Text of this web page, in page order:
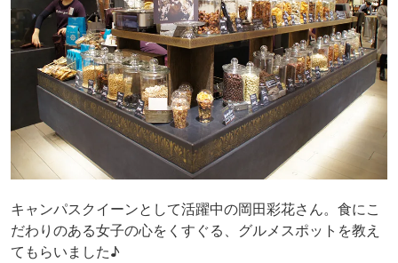
キャンパスクイーンとして活躍中の岡田彩花さん。食にこ
だわりのある女子の心をくすぐる、グルメスポットを教え
てもらいました♪